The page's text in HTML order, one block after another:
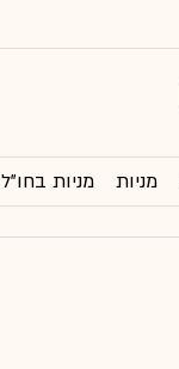
מניות מניות בחו"ל